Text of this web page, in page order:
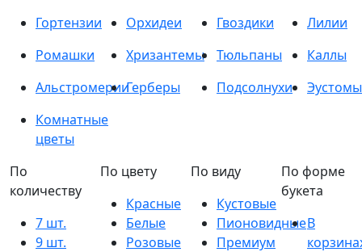
Гортензии
Орхидеи Гвоздики
Лилии
Ромашки
Хризантемы Тюльпаны
Каллы
АльстромерииГерберы Подсолнухи
Эустомы
Комнатные
цветы
По
количеству
7 шт.
9 шт.
По цвету
Красные
Белые
Розовые
По виду
Кустовые
Пионовидные
Премиум
По форме
букета
В